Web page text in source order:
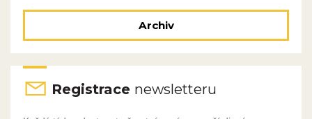
Archiv
Registrace newsletteru